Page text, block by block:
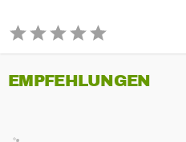
EMPFEHLUNGEN